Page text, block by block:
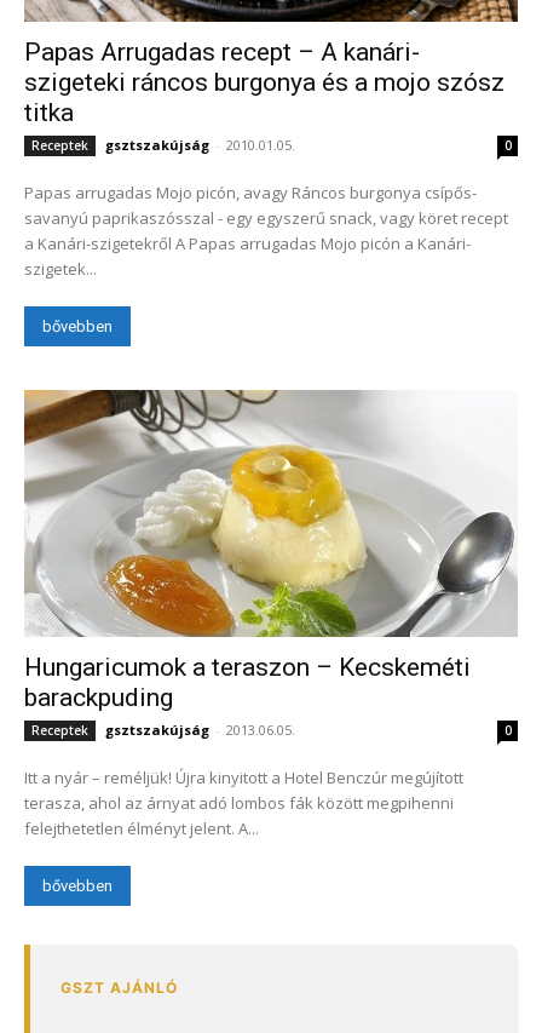
Papas Arrugadas recept – A kanári-
szigeteki ráncos burgonya és a mojo szósz
titka
Receptek gsztszakújság - 2010.01.05. 0
Papas arrugadas Mojo picón, avagy Ráncos burgonya csípős-
savanyú paprikaszósszal - egy egyszerű snack, vagy köret recept
a Kanári-szigetekről A Papas arrugadas Mojo picón a Kanári-
szigetek...
bővebben
Hungaricumok a teraszon – Kecskeméti
barackpuding
Receptek gsztszakújság - 2013.06.05. 0
Itt a nyár – reméljük! Újra kinyitott a Hotel Benczúr megújított
terasza, ahol az árnyat adó lombos fák között megpihenni
felejthetetlen élményt jelent. A...
bővebben